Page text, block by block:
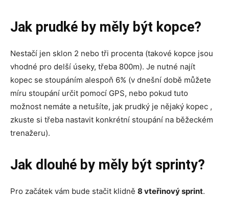
Jak prudké by měly být kopce?
Nestačí jen sklon 2 nebo tři procenta (takové kopce jsou
vhodné pro delší úseky, třeba 800m). Je nutné najít
kopec se stoupáním alespoň 6% (v dnešní době můžete
míru stoupání určit pomocí GPS, nebo pokud tuto
možnost nemáte a netušíte, jak prudký je nějaký kopec ,
zkuste si třeba nastavit konkrétní stoupání na běžeckém
trenažeru).
Jak dlouhé by měly být sprinty?
Pro začátek vám bude stačit klidně 8 vteřinový sprint.